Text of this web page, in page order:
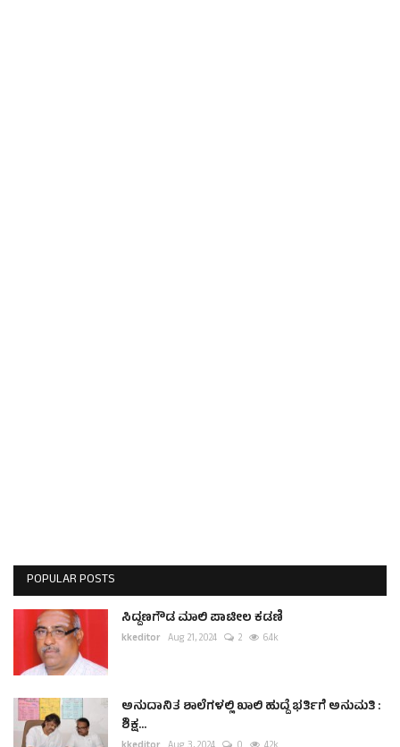
POPULAR POSTS
ಸಿದ್ದಣಗೌಡ ಮಾಲಿ ಪಾಟೀಲ ಕಡಣಿ
kkeditor Aug 21, 2024 2 6.4k
ಅನುದಾನಿತ ಶಾಲೆಗಳಲ್ಲಿ ಖಾಲಿ ಹುದ್ದೆ ಭರ್ತಿಗೆ ಅನುಮತಿ :
ಶಿಕ್ಷ...